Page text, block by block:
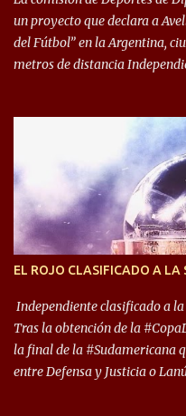
un proyecto que declara a
del Fútbol” en la Argentina,
metros de distancia
Libertadores de América) los
son protagonistas de un
argentino. De ella también
transitó por la primera
años. Dock Sud es otro de los
foco de atención es la
deporte”, afirmó Facundo
EL ROJO CLASIFICADO A
Independiente clasificado a
Tras la obtención de la
la final de la #Sudamericana
entre Defensa y Justicia o